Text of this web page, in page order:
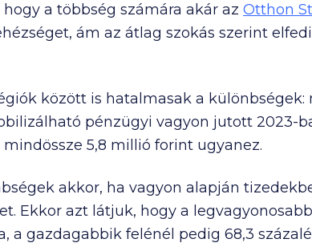
a többség számára akár az Otthon
ám az átlag szokás szerint
között is hatalmasak a
pénzügyi vagyon jutott 2023-
5,8 millió forint ugyanez.
akkor, ha vagyon alapján
Ekkor azt látjuk, hogy a
a gazdagabbik felénél pedig 68,3